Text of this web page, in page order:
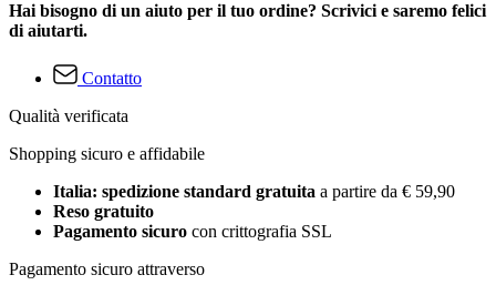
Hai bisogno di un aiuto per il tuo ordine? Scrivici e saremo felici
di aiutarti.
Contatto
Qualità verificata
Shopping sicuro e affidabile
Italia: spedizione standard gratuita a partire da € 59,90
Reso gratuito
Pagamento sicuro con crittografia SSL
Pagamento sicuro attraverso